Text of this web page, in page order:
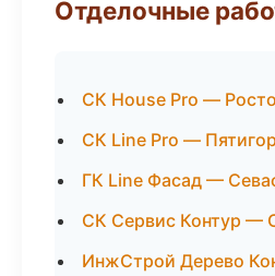
Отделочные
СК House Pro —
СК Line Pro —
ГК Line Фасад —
СК Сервис Контур —
ИнжСтрой Дерево